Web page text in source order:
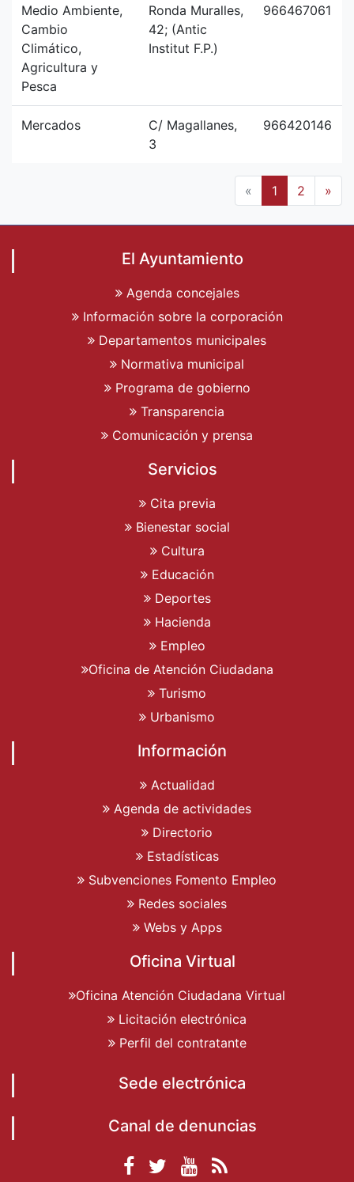
Medio Ambiente,
Cambio
Climático,
Agricultura y
Pesca
Ronda Muralles,
42; (Antic
Institut F.P.)
966467061
Mercados
C/ Magallanes,
3
966420146
« 1 2 »
El Ayuntamiento
Agenda concejales
Información sobre la corporación
Departamentos municipales
Normativa municipal
Programa de gobierno
Transparencia
Comunicación y prensa
Servicios
Cita previa
Bienestar social
Cultura
Educación
Deportes
Hacienda
Empleo
Oficina de Atención Ciudadana
Turismo
Urbanismo
Información
Actualidad
Agenda de actividades
Directorio
Estadísticas
Subvenciones Fomento Empleo
Redes sociales
Webs y Apps
Oficina Virtual
Oficina Atención Ciudadana Virtual
Licitación electrónica
Perfil del contratante
Sede electrónica
Canal de denuncias
Facebook